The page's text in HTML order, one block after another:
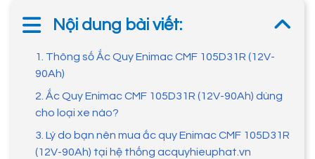
Nội dung bài viết:
1. Thông số Ắc Quy Enimac CMF 105D31R (12V-
90Ah)
2. Ắc Quy Enimac CMF 105D31R (12V-90Ah) dùng
cho loại xe nào?
3. Lý do bạn nên mua ắc quy Enimac CMF 105D31R
(12V-90Ah) tại hệ thống acquyhieuphat.vn